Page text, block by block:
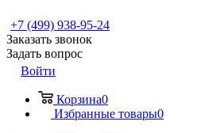
+7 (499) 938-95-24
Заказать звонок
Задать вопрос
Войти
Корзина0
Избранные товары0